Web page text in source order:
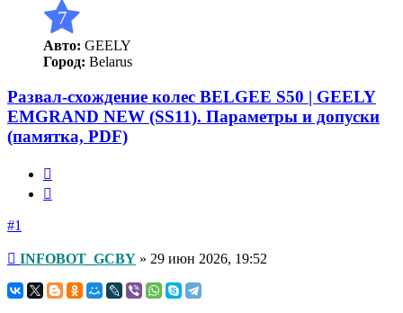
7
Авто: GEELY
Город: Belarus
Развал-схождение колес BELGEE S50 | GEELY
EMGRAND NEW (SS11). Параметры и допуски
(памятка, PDF)
#1
Непрочитанное
INFOBOT_GCBY » 29 июн 2026, 19:52